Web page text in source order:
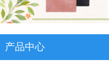
产品中心